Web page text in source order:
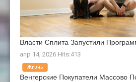
Власти Сплита Запустили
апр 14, 2026 Hits:413
Венгерские Покупатели Массово
Жизнь